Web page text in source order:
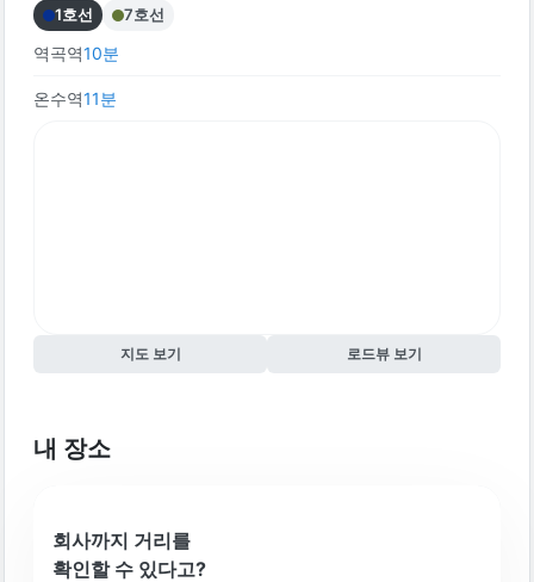
1호선
7호선
역곡역10분
온수역11분
지도 보기 로드뷰 보기
내 장소
회사까지 거리를
확인할 수 있다고?